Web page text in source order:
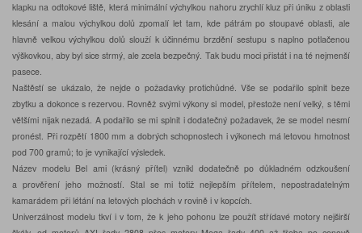
klapku na odtokové liště, která minimální výchylkou nahoru zrychlí kluz při úniku z oblasti
klesání a malou výchylkou dolů zpomalí let tam, kde pátrám po stoupavé oblasti, ale
hlavně velkou výchylkou dolů slouží k účinnému brzdění sestupu s naplno potlačenou
výškovkou, aby byl sice strmý, ale zcela bezpečný. Tak budu moci přistát i na té nejmenší
pasece.
Naštěstí se ukázalo, že nejde o požadavky protichůdné. Vše se podařilo splnit beze
zbytku a dokonce s rezervou. Rovněž svými výkony si model, přestože není velký, s těmi
většími nijak nezadá. A podařilo se mi splnit i dodatečný požadavek, že se model nesmí
pronést. Při rozpětí 1800 mm a dobrých schopnostech i výkonech má letovou hmotnost
pod 700 gramů; to je vynikající výsledek.
Název modelu Bel ami (krásný přítel) vznikl dodatečně po důkladném odzkoušení
a prověření jeho možností. Stal se mi totiž nejlepším přítelem, nepostradatelným
kamarádem při létání na letových plochách v rovině i v kopcích.
Univerzálnost modelu tkví i v tom, že k jeho pohonu lze použít střídavé motory nejširší